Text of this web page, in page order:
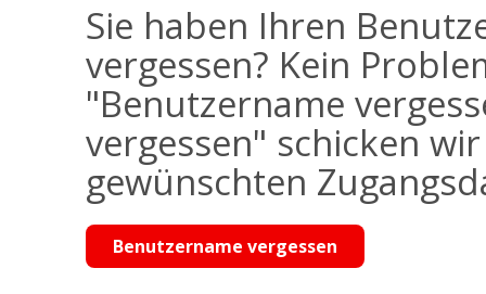
Sie haben Ihren
vergessen? Kein
"Benutzername
vergessen" schicken
gewünschten
Benutzername vergessen